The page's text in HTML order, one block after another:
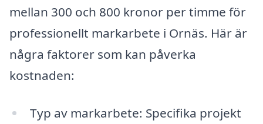
mellan 300 och 800 kronor per timme för
professionellt markarbete i Ornäs. Här är
några faktorer som kan påverka
kostnaden:
Typ av markarbete: Specifika projekt